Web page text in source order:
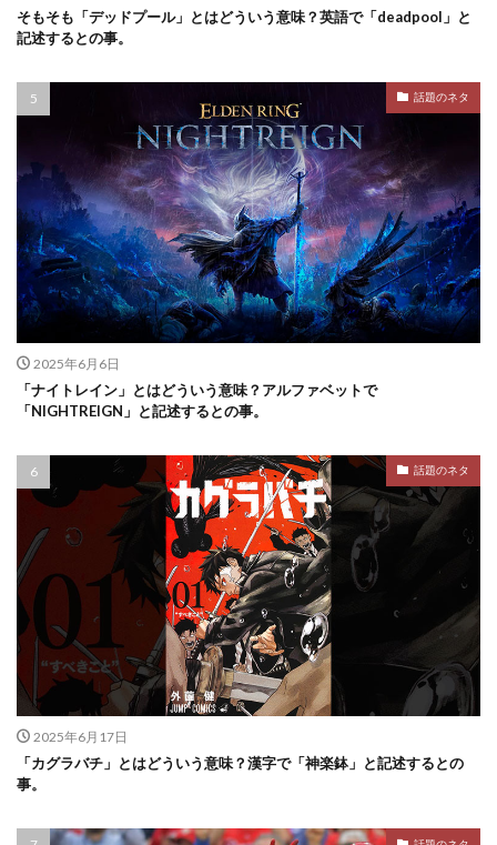
そもそも「デッドプール」とはどういう意味？英語で「deadpool」と
記述するとの事。
話題のネタ
2025年6月6日
「ナイトレイン」とはどういう意味？アルファベットで
「NIGHTREIGN」と記述するとの事。
話題のネタ
2025年6月17日
「カグラバチ」とはどういう意味？漢字で「神楽鉢」と記述するとの
事。